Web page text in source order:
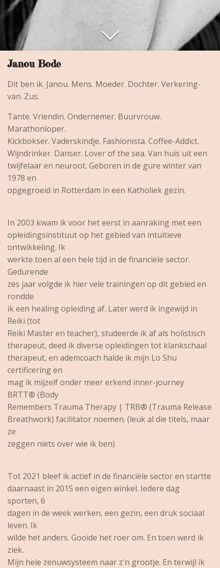
Janou Bode
Dit ben ik. Janou. Mens. Moeder. Dochter. Verkering-
van. Zus.
Tante. Vriendin. Ondernemer. Buurvrouw.
Marathonloper.
Kickbokser. Vaderskindje. Fashionista. Coffee-Addict.
Wijndrinker. Danser. Lover of the sea. Van huis uit een
twijfelaar en neuroot. Geboren in de gure winter van
1978 en
opgegroeid in Rotterdam in een Katholiek gezin.
In 2003 kwam ik voor het eerst in aanraking met een
opleidingsinstituut op het gebied van intuïtieve
ontwikkeling. Ik
werkte toen al een hele tijd in de financiële sector.
Gedurende
zes jaar volgde ik hier vele trainingen op dit gebied en
rondde
ik een healing opleiding af. Later werd ik ingewijd in
Reiki (tot
Reiki Master en teacher), studeerde ik af als holistisch
therapeut, deed ik diverse opleidingen tot klankschaal
therapeut, en ademcoach halde ik mijn Lo Shu
certificering en
mag ik mijzelf onder meer erkend inner-journey
BRTT® (Body
Remembers Trauma Therapy | TRB® (Trauma Release
Breathwork) facilitator noemen. (leuk al die titels, maar
ze
zeggen niets over wie ik ben)
Tot 2021 bleef ik actief in de financiële sector en startte
daarnaast in 2015 een eigen winkel. Iedere dag
sporten, 6
dagen in de week werken, een gezin, een druk sociaal
leven. Ik
wilde het anders. Gooide het roer om. En toen werd ik
ziek.
Mijn hele zenuwsysteem naar z'n grootje. En terwijl ik